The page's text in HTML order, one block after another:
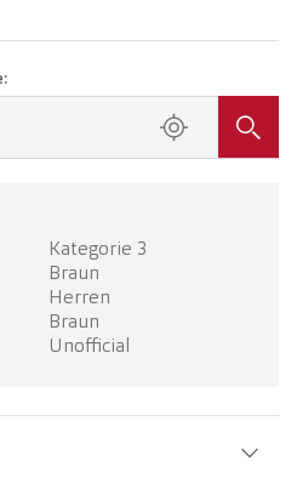
Kategorie 3
Braun
Herren
Braun
Unofficial